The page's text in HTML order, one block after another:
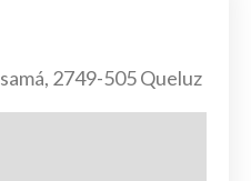
2749-505 Queluz